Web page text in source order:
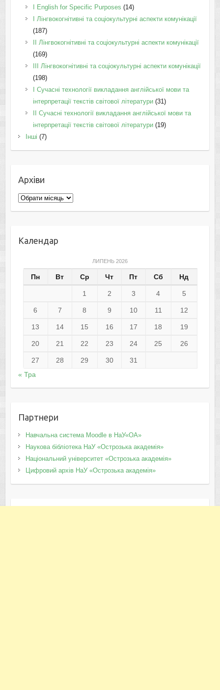
І English for Specific Purposes (14)
I Лінгвокогнітивні та соціокультурні аспекти комунікації
(187)
IІ Лінгвокогнітивні та соціокультурні аспекти комунікації
(169)
IІI Лінгвокогнітивні та соціокультурні аспекти комунікації
(198)
I Cучасні технології викладання англійської мови та
інтерпретації текстів світової літератури(31)
II Cучасні технології викладання англійської мови та
інтерпретації текстів світової літератури(19)
Інші (7)
Архіви
Архіви
Календар
ЛИПЕНЬ 2026
Пн Вт Ср Чт Пт Сб Нд
1 2 3 4 5
6 7 8 9 10 11 12
13 14 15 16 17 18 19
20 21 22 23 24 25 26
27 28 29 30
31
« Тра
Партнери
Навчальна система Moodle в НаУ«ОА»
Наукова бібліотека НаУ «Острозька академія»
Національний університет «Острозька академія»
Цифровий архів НаУ «Острозька академія»